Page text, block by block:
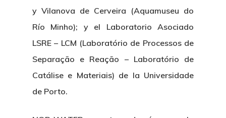
y Vilanova de Cerveira (Aquamuseu do
Río Minho); y el Laboratorio Asociado
LSRE – LCM (Laboratório de Processos de
Separação e Reação – Laboratório de
Catálise e Materiais) de la Universidade
de Porto.